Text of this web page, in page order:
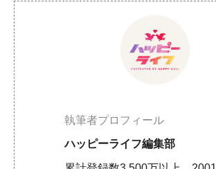
執筆者プロフィール
ハッピーライフ編集部